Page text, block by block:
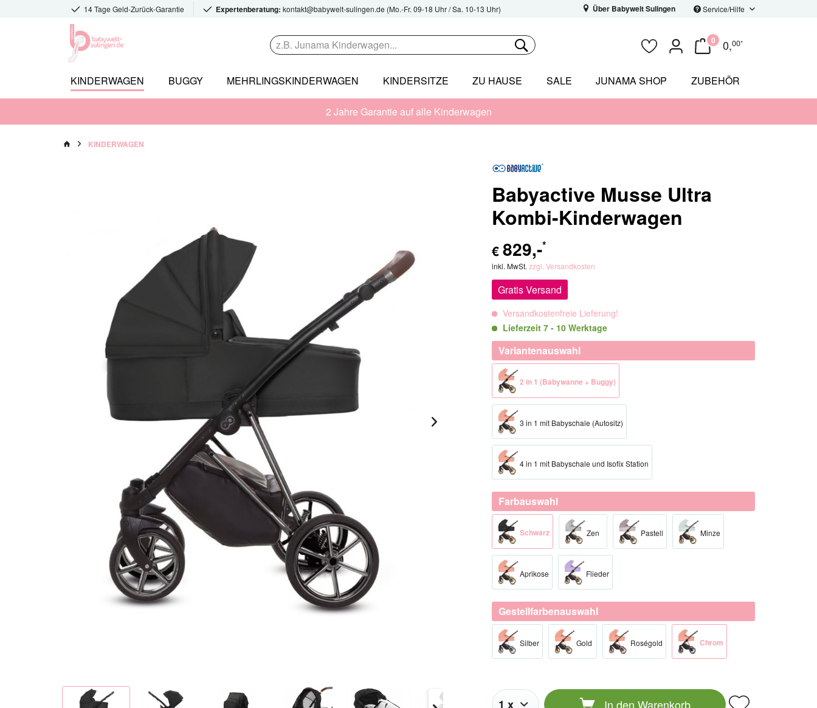
14 Tage Geld-Zurück-Garantie Expertenberatung: kontakt@babywelt-sulingen.de (Mo.-Fr. 09-18 Uhr / Sa. 10-13 Uhr) Über Babywelt Sulingen Service/Hilfe
0 0,00*
KINDERWAGEN BUGGY MEHRLINGSKINDERWAGEN KINDERSITZE ZU HAUSE SALE JUNAMA SHOP ZUBEHÖR
2 Jahre Garantie auf alle Kinderwagen
KINDERWAGEN
Babyactive Musse Ultra
Kombi-Kinderwagen
€ 829,-*
inkl. MwSt. zzgl. Versandkosten
Gratis Versand
Versandkostenfreie Lieferung!
Lieferzeit 7 - 10 Werktage
Variantenauswahl
2 in 1 (Babywanne + Buggy)
3 in 1 mit Babyschale (Autositz)
4 in 1 mit Babyschale und Isofix Station
Farbauswahl
Schwarz Zen Pastell Minze
Aprikose Flieder
Gestellfarbenauswahl
Silber​ Gold​ Roségold​ Chrom​
In den Warenkorb